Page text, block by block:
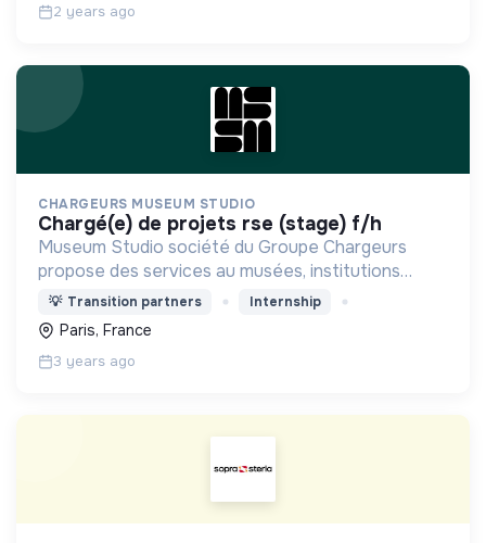
2 years ago
CHARGEURS MUSEUM STUDIO
chargé(e) de projets rse (stage) f/h
Museum Studio société du Groupe Chargeurs
propose des services au musées, institutions
culturelles et Retail
💡 Transition partners Internship
Paris, France
3 years ago